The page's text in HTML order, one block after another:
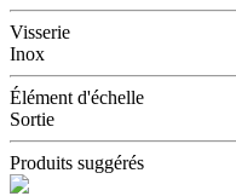
Visserie
Inox
Élément d'échelle
Sortie
Produits suggérés